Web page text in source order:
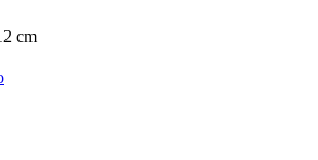
cm